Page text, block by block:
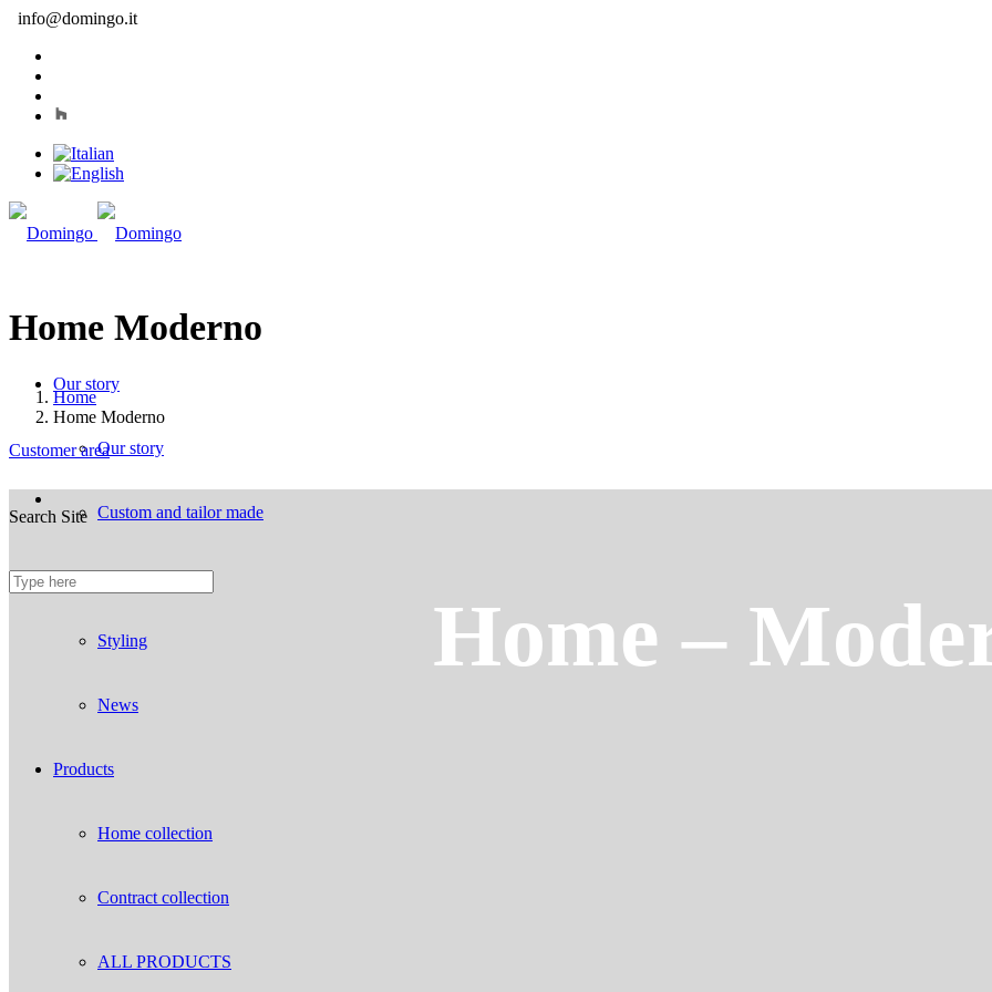
info@domingo.it
Our story
Our story
Custom and tailor made
Fireproof sofas
Styling
News
Products
Home collection
Contract collection
ALL PRODUCTS
Customer area
Search Site
Home Moderno
Home
Home Moderno
Home –